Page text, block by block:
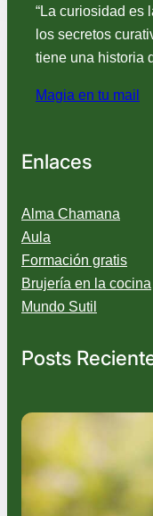
“La curiosidad es
los secretos
tiene una historia
Magia en tu mail
Enlaces
Alma Chamana
Aula
Formación gratis
Brujería en la cocina
Mundo Sutil
Posts